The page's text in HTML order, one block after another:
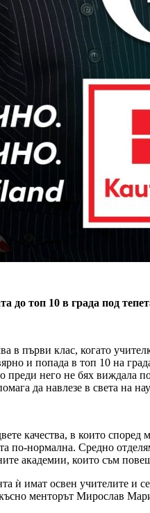
до топ 10 в града под
в първи клас, когато
и попада в топ 10 на
преди него не бях
да навлезе в света на
качества, в които
по-нормална. Средно
академии, които съм
ѝ имат освен учителите и
менторът Мирослав